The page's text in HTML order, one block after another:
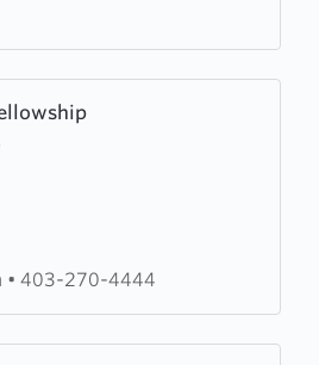
• 403-270-4444